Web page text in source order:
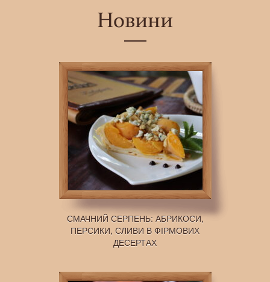
Новини
СМАЧНИЙ СЕРПЕНЬ: АБРИКОСИ,
ПЕРСИКИ, СЛИВИ В ФІРМОВИХ
ДЕСЕРТАХ